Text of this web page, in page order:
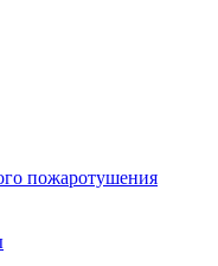
пожаротушения